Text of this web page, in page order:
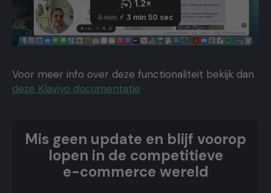
Voor meer info over deze functionaliteit bekijk dan
deze Klaviyo documentatie
Mis geen update en blijf voorop
lopen in de competitieve
e-commerce wereld